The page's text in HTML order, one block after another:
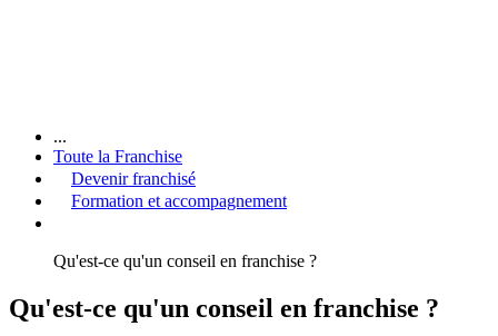
...
Toute la Franchise
Devenir franchisé
Formation et accompagnement
Qu'est-ce qu'un conseil en franchise ?
Qu'est-ce qu'un conseil en franchise ?